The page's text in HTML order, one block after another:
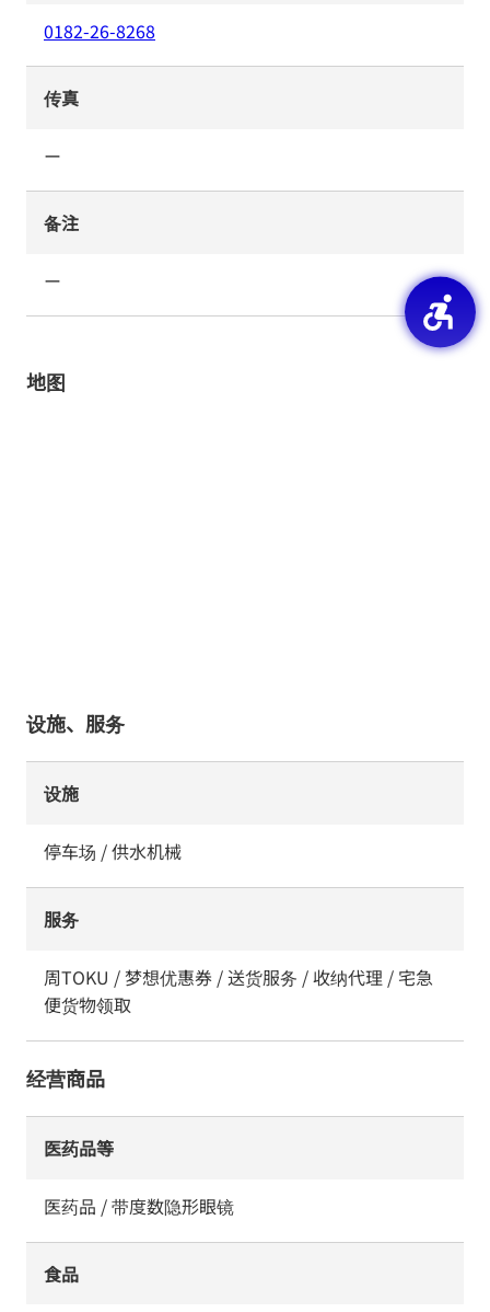
0182-26-8268
传真
ー
备注
ー
地图
设施、服务
设施
停车场 / 供水机械
服务
周TOKU / 梦想优惠券 / 送货服务 / 收纳代理 / 宅急
便货物领取
经营商品
医药品等
医药品 / 带度数隐形眼镜
食品